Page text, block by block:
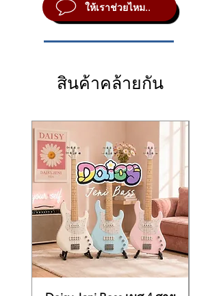
ให้เราช่วยไหม..
สินค้าคล้ายกัน